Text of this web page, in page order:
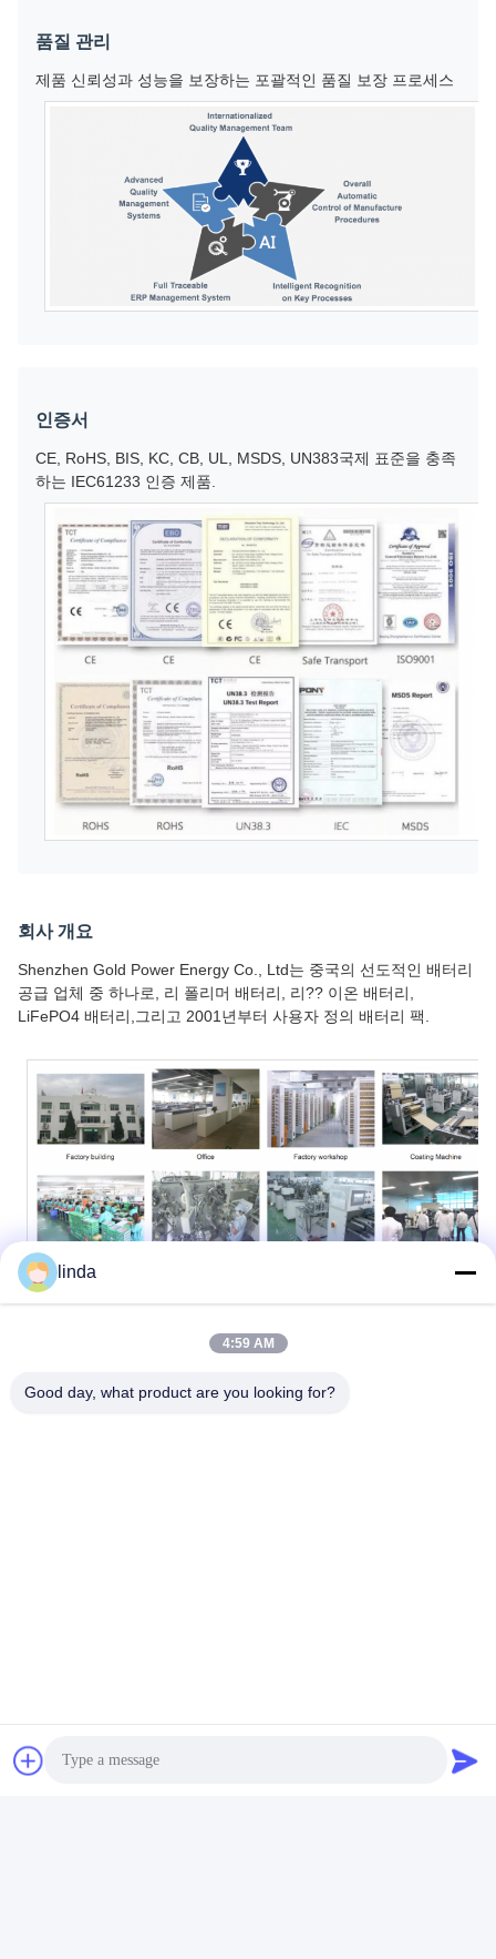
품질 관리
제품 신뢰성과 성능을 보장하는 포괄적인 품질 보장 프로세스
인증서
CE, RoHS, BIS, KC, CB, UL, MSDS, UN383국제 표준을 충족
하는 IEC61233 인증 제품.
회사 개요
Shenzhen Gold Power Energy Co., Ltd는 중국의 선도적인 배터리
공급 업체 중 하나로, 리 폴리머 배터리, 리?? 이온 배터리,
LiFePO4 배터리,그리고 2001년부터 사용자 정의 배터리 팩.
9, 티안리스인 공단, 롱스이 커뮤니티, 롱강 지역, 센즈헨
linda
4:59 AM
Good day, what product are you looking for?